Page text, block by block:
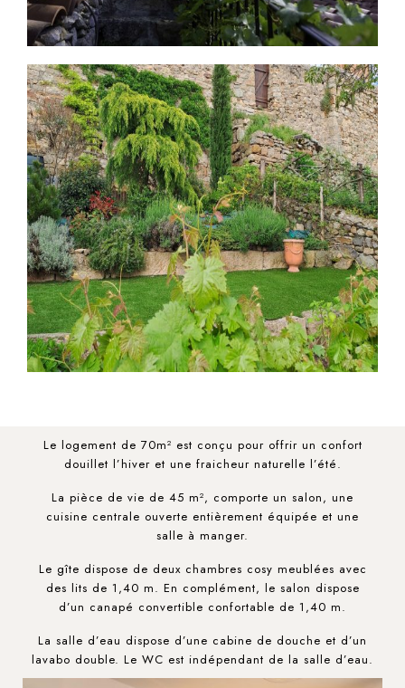
Le logement de 70m² est conçu pour offrir un confort
douillet l’hiver et une fraicheur naturelle l’été.
La pièce de vie de 45 m², comporte un salon, une
cuisine centrale ouverte entièrement équipée et une
salle à manger.
Le gîte dispose de deux chambres cosy meublées avec
des lits de 1,40 m. En complément, le salon dispose
d’un canapé convertible confortable de 1,40 m.
La salle d’eau dispose d’une cabine de douche et d’un
lavabo double. Le WC est indépendant de la salle d’eau.